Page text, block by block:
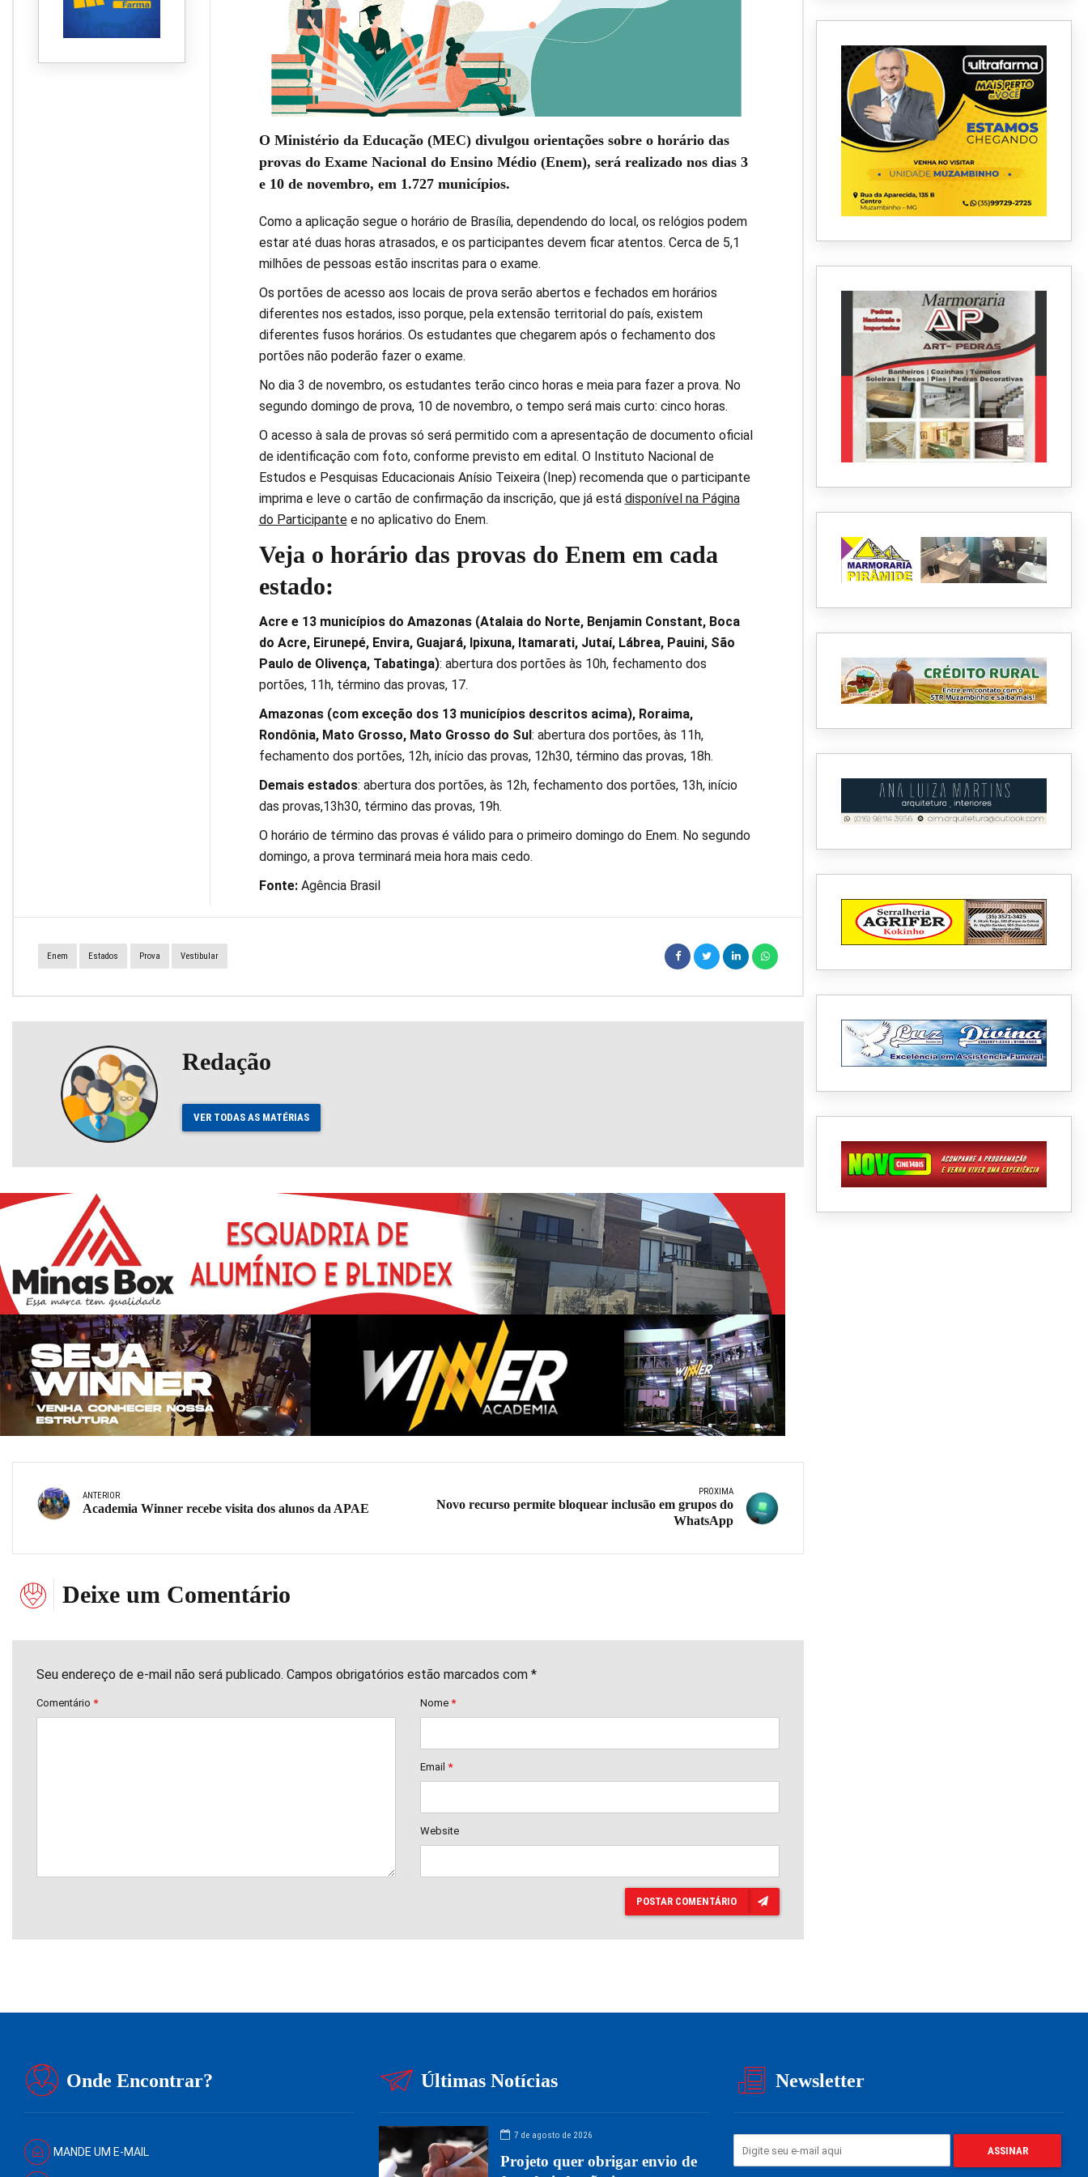
O Ministério da Educação (MEC) divulgou orientações sobre o horário das
provas do Exame Nacional do Ensino Médio (Enem), será realizado nos dias 3
e 10 de novembro, em 1.727 municípios.
Como a aplicação segue o horário de Brasília, dependendo do local, os relógios podem
estar até duas horas atrasados, e os participantes devem ficar atentos. Cerca de 5,1
milhões de pessoas estão inscritas para o exame.
Os portões de acesso aos locais de prova serão abertos e fechados em horários
diferentes nos estados, isso porque, pela extensão territorial do país, existem
diferentes fusos horários. Os estudantes que chegarem após o fechamento dos
portões não poderão fazer o exame.
No dia 3 de novembro, os estudantes terão cinco horas e meia para fazer a prova. No
segundo domingo de prova, 10 de novembro, o tempo será mais curto: cinco horas.
O acesso à sala de provas só será permitido com a apresentação de documento oficial
de identificação com foto, conforme previsto em edital. O Instituto Nacional de
Estudos e Pesquisas Educacionais Anísio Teixeira (Inep) recomenda que o participante
imprima e leve o cartão de confirmação da inscrição, que já está disponível na Página
do Participantee no aplicativo do Enem.
Veja o horário das provas do Enem em cada
estado:
Acre e 13 municípios do Amazonas (Atalaia do Norte, Benjamin Constant, Boca
do Acre, Eirunepé, Envira, Guajará, Ipixuna, Itamarati, Jutaí, Lábrea, Pauini, São
Paulo de Olivença, Tabatinga): abertura dos portões às 10h, fechamento dos
portões, 11h, término das provas, 17.
Amazonas (com exceção dos 13 municípios descritos acima), Roraima,
Rondônia, Mato Grosso, Mato Grosso do Sul: abertura dos portões, às 11h,
fechamento dos portões, 12h, início das provas, 12h30, término das provas, 18h.
Demais estados: abertura dos portões, às 12h, fechamento dos portões, 13h, início
das provas,13h30, término das provas, 19h.
O horário de término das provas é válido para o primeiro domingo do Enem. No segundo
domingo, a prova terminará meia hora mais cedo.
Fonte:Agência Brasil
Enem Estados Prova Vestibular
Redação
VER TODAS AS MATÉRIAS
ANTERIOR
Academia Winner recebe visita dos alunos da APAE
PRÓXIMA
Novo recurso permite bloquear inclusão em grupos do
WhatsApp
Deixe um Comentário
Seu endereço de e-mail não será publicado. Campos obrigatórios estão marcados com *
Comentário * Nome *
Email *
Website
POSTAR COMENTÁRIO
Onde Encontrar?
MANDE UM E-MAIL
Últimas Notícias
7 de agosto de 2026
Projeto quer obrigar envio de
Newsletter